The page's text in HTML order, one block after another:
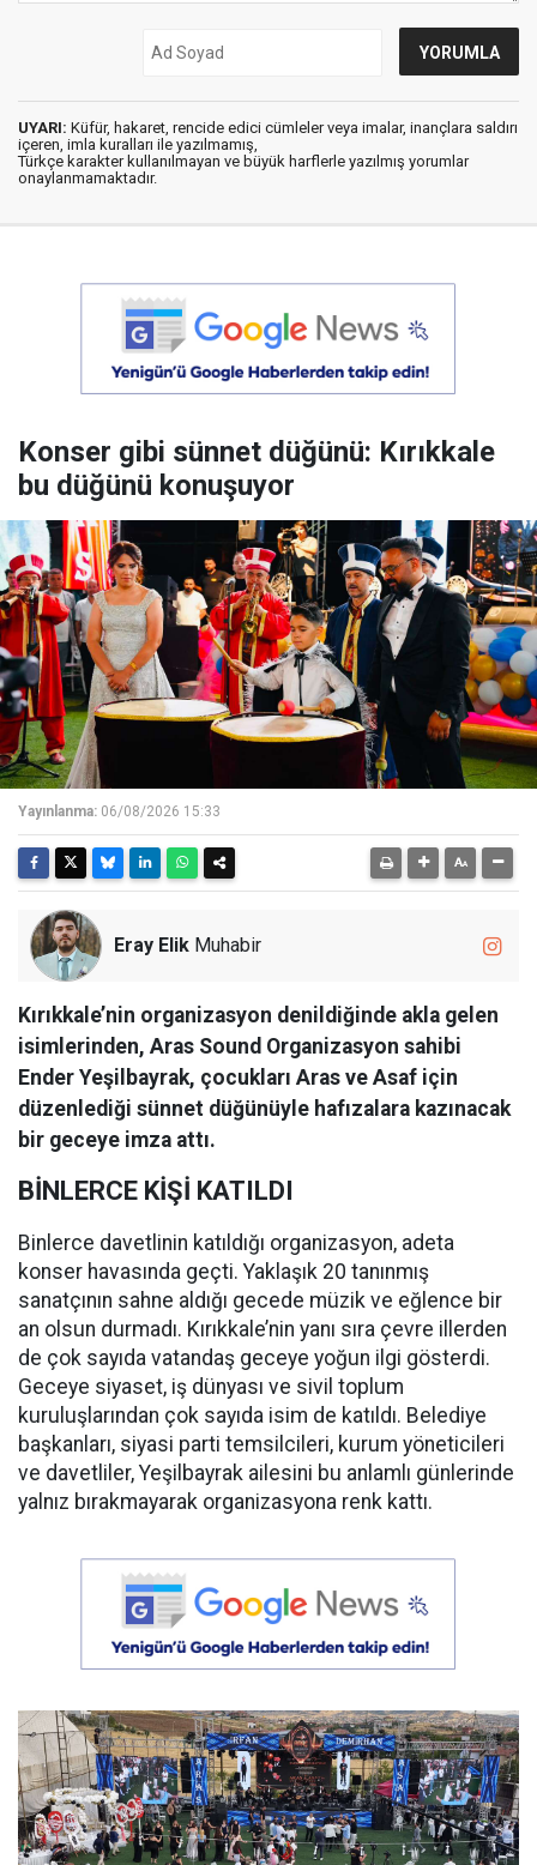
UYARI: Küfür, hakaret, rencide edici cümleler veya imalar, inançlara saldırı
içeren, imla kuralları ile yazılmamış,
Türkçe karakter kullanılmayan ve büyük harflerle yazılmış yorumlar
onaylanmamaktadır.
Konser gibi sünnet düğünü: Kırıkkale
bu düğünü konuşuyor
Yayınlanma: 06/08/2026 15:33
Eray Elik Muhabir
Kırıkkale’nin organizasyon denildiğinde akla gelen
isimlerinden, Aras Sound Organizasyon sahibi
Ender Yeşilbayrak, çocukları Aras ve Asaf için
düzenlediği sünnet düğünüyle hafızalara kazınacak
bir geceye imza attı.
BİNLERCE KİŞİ KATILDI
Binlerce davetlinin katıldığı organizasyon, adeta
konser havasında geçti. Yaklaşık 20 tanınmış
sanatçının sahne aldığı gecede müzik ve eğlence bir
an olsun durmadı. Kırıkkale’nin yanı sıra çevre illerden
de çok sayıda vatandaş geceye yoğun ilgi gösterdi.
Geceye siyaset, iş dünyası ve sivil toplum
kuruluşlarından çok sayıda isim de katıldı. Belediye
başkanları, siyasi parti temsilcileri, kurum yöneticileri
ve davetliler, Yeşilbayrak ailesini bu anlamlı günlerinde
yalnız bırakmayarak organizasyona renk kattı.